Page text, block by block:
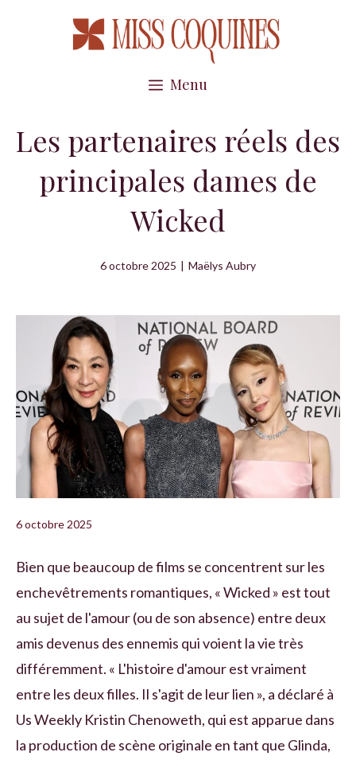
Menu
Les partenaires réels des
principales dames de
Wicked
6 octobre 2025 | Maëlys Aubry
6 octobre 2025
Bien que beaucoup de films se concentrent sur les
enchevêtrements romantiques, « Wicked » est tout
au sujet de l'amour (ou de son absence) entre deux
amis devenus des ennemis qui voient la vie très
différemment. « L'histoire d'amour est vraiment
entre les deux filles. Il s'agit de leur lien », a déclaré à
Us Weekly Kristin Chenoweth, qui est apparue dans
la production de scène originale en tant que Glinda,